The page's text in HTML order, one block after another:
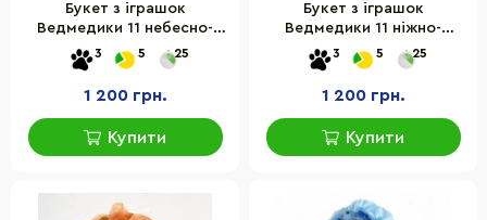
Букет з іграшок
Ведмедики 11 небесно-
блакитний 5285IT
3 5 25
1 200 грн.
Купити
Букет з іграшок
Ведмедики 11 ніжно-
рожевий 5347IT
3 5 25
1 200 грн.
Купити